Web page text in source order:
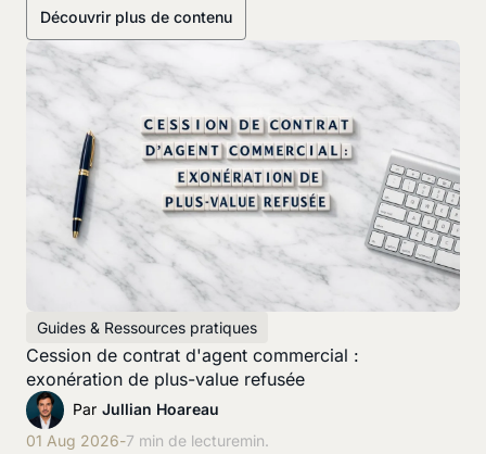
Découvrir plus de contenu
Guides & Ressources pratiques
Cession de contrat d'agent commercial :
exonération de plus-value refusée
Par Jullian Hoareau
01 Aug 2026-7 min de lecturemin.